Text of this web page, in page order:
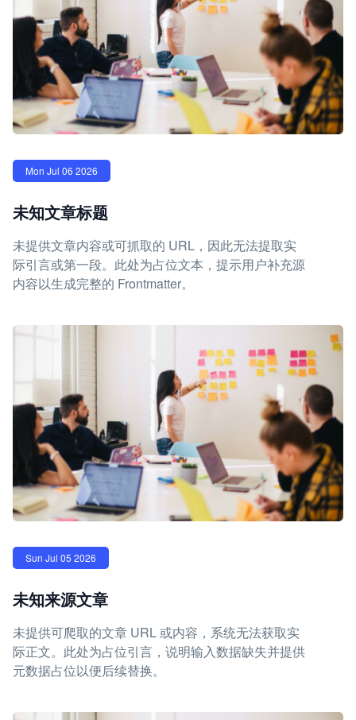
Mon Jul 06 2026
未知文章标题
未提供文章内容或可抓取的 URL，因此无法提取实
际引言或第一段。此处为占位文本，提示用户补充源
内容以生成完整的 Frontmatter。
Sun Jul 05 2026
未知来源文章
未提供可爬取的文章 URL 或内容，系统无法获取实
际正文。此处为占位引言，说明输入数据缺失并提供
元数据占位以便后续替换。